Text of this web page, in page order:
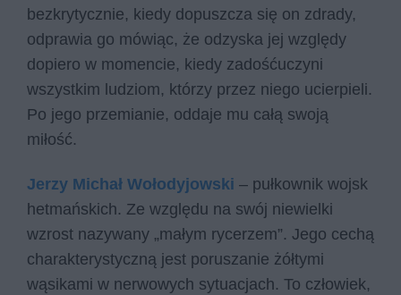
bezkrytycznie, kiedy dopuszcza się on zdrady,
odprawia go mówiąc, że odzyska jej względy
dopiero w momencie, kiedy zadośćuczyni
wszystkim ludziom, którzy przez niego ucierpieli.
Po jego przemianie, oddaje mu całą swoją
miłość.
Jerzy Michał Wołodyjowski – pułkownik wojsk
hetmańskich. Ze względu na swój niewielki
wzrost nazywany „małym rycerzem”. Jego cechą
charakterystyczną jest poruszanie żółtymi
wąsikami w nerwowych sytuacjach. To człowiek,